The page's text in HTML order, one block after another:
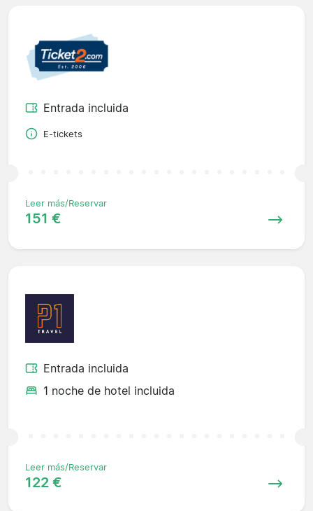
Entrada incluida
E-tickets
Leer más/Reservar
151 €
Entrada incluida
1 noche de hotel incluida
Leer más/Reservar
122 €